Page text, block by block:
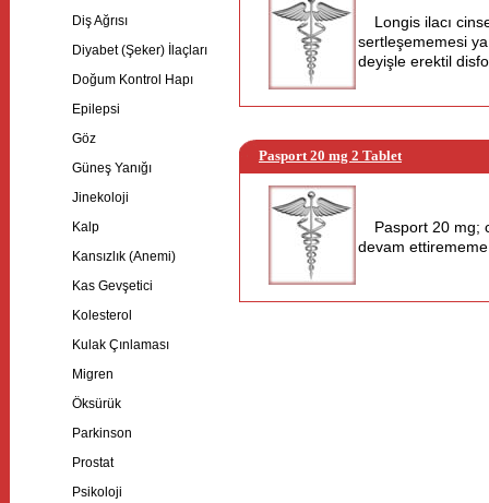
Diş Ağrısı
Diyabet (Şeker) İlaçları
Doğum Kontrol Hapı
Epilepsi
Göz
Güneş Yanığı
Jinekoloji
Kalp
Kansızlık (Anemi)
Kas Gevşetici
Kolesterol
Kulak Çınlaması
Migren
Öksürük
Parkinson
Prostat
Psikoloji
Longis ilacı
sertleşememesi
deyişle erektil
Pasport 20 mg 2 Tablet
Pasport 20 mg;
devam